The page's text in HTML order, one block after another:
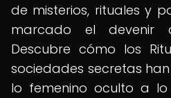
de misterios, rituales y
marcado el devenir
Descubre cómo los
sociedades secretas
lo femenino oculto a